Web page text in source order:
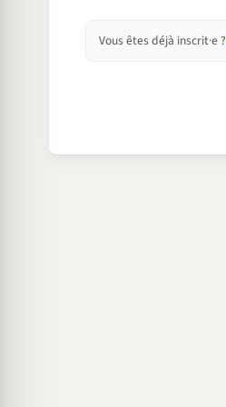
Vous êtes déjà inscrit·e ?